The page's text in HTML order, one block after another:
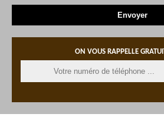
ON VOUS RAPPELLE